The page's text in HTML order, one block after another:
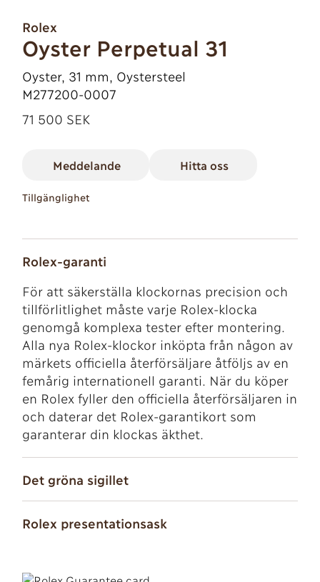
Rolex
Oyster Perpetual 31
Oyster, 31 mm, Oystersteel
M277200-0007
71 500 SEK
Meddelande Hitta oss
Tillgänglighet
Rolex-garanti
För att säkerställa klockornas precision och
tillförlitlighet måste varje Rolex-klocka
genomgå komplexa tester efter montering.
Alla nya Rolex-klockor inköpta från någon av
märkets officiella återförsäljare åtföljs av en
femårig internationell garanti. När du köper
en Rolex fyller den officiella återförsäljaren in
och daterar det Rolex-garantikort som
garanterar din klockas äkthet.
Det gröna sigillet
Rolex presentationsask